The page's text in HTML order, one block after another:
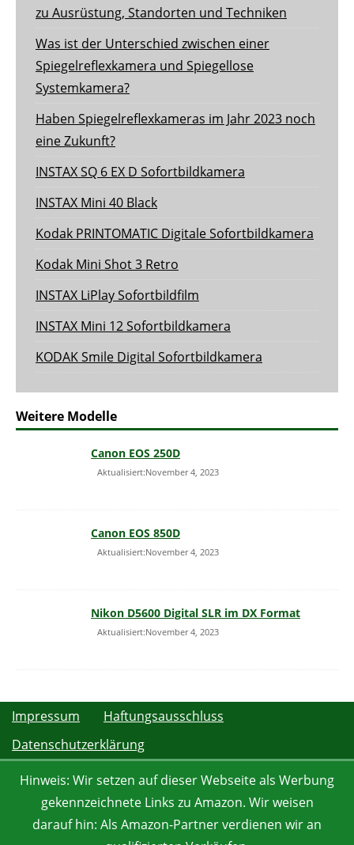
zu Ausrüstung, Standorten und Techniken
Was ist der Unterschied zwischen einer
Spiegelreflexkamera und Spiegellose
Systemkamera?
Haben Spiegelreflexkameras im Jahr 2023 noch
eine Zukunft?
INSTAX SQ 6 EX D Sofortbildkamera
INSTAX Mini 40 Black
Kodak PRINTOMATIC Digitale Sofortbildkamera
Kodak Mini Shot 3 Retro
INSTAX LiPlay Sofortbildfilm
INSTAX Mini 12 Sofortbildkamera
KODAK Smile Digital Sofortbildkamera
Weitere Modelle
Canon EOS 250D
Aktualisiert:November 4, 2023
Canon EOS 850D
Aktualisiert:November 4, 2023
Nikon D5600 Digital SLR im DX Format
Aktualisiert:November 4, 2023
Impressum
Haftungsausschluss
Datenschutzerklärung
Hinweis: Wir setzen auf dieser Webseite als Werbung
gekennzeichnete Links zu Amazon. Wir weisen
darauf hin: Als Amazon-Partner verdienen wir an